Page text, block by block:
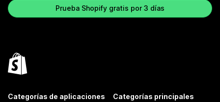
Prueba Shopify gratis por 3 días
Categorías de aplicaciones Categorías principales